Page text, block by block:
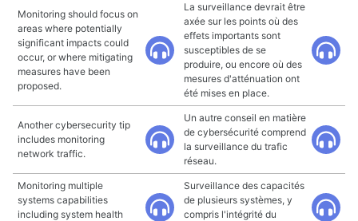
Monitoring should focus on
areas where potentially
significant impacts could
occur, or where mitigating
measures have been
proposed.
La surveillance devrait être
axée sur les points où des
effets importants sont
susceptibles de se
produire, ou encore où des
mesures d'atténuation ont
été mises en place.
Another cybersecurity tip
includes monitoring
network traffic.
Un autre conseil en matière
de cybersécurité comprend
la surveillance du trafic
réseau.
Monitoring multiple
systems capabilities
including system health
Surveillance des capacités
de plusieurs systèmes, y
compris l'intégrité du